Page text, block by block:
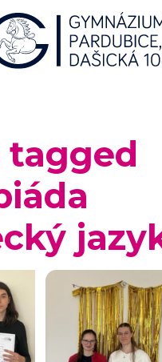
tagged